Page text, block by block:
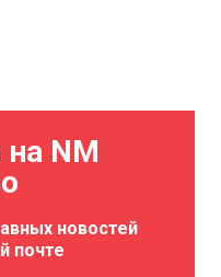
NM
новостей
почте